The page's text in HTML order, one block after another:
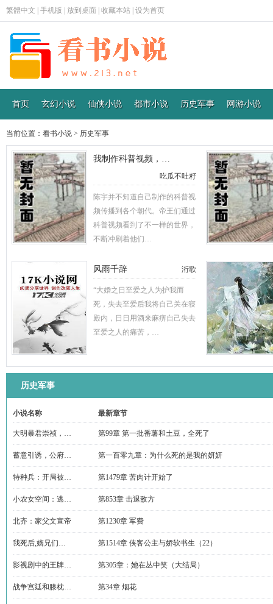
繁體中文 手机版 放到桌面 收藏本站 设为首页
首页 玄幻小说 仙侠小说 都市小说 历史军事 网游小说
当前位置： 看书小说 > 历史军事
我制作科普视频，…
吃瓜不吐籽
陈宇并不知道自己制作的科普视
频传播到各个朝代。帝王们通过
科普视频看到了不一样的世界，
不断冲刷着他们…
风雨千辞 洐歌
“大婚之日至爱之人为护我而
死，失去至爱后我将自己关在寝
殿内，日日用酒来麻痹自己失去
至爱之人的痛苦，…
历史军事
小说名称 最新章节
大明暴君崇祯，… 第99章 第一批番薯和土豆，全死了
蓄意引诱，公府… 第一百零九章：为什么死的是我的妍妍
特种兵：开局被… 第1479章 苦肉计开始了
小农女空间：逃… 第853章 击退敌方
北齐：家父文宣帝 第1230章 军费
我死后,嫡兄们… 第1514章 侠客公主与娇软书生（22）
影视剧中的王牌… 第305章：她在丛中笑（大结局）
战争宫廷和膝枕… 第34章 烟花